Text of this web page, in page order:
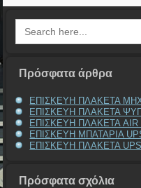
Search
for:
Πρόσφατα άρθρα
ΕΠΙΣΚΕΥΗ ΠΛΑΚΕΤΑ
ΕΠΙΣΚΕΥΗ ΠΛΑΚΕΤΑ
ΕΠΙΣΚΕΥΗ ΠΛΑΚΕΤΑ AIR
ΕΠΙΣΚΕΥΗ ΜΠΑΤΑΡΙΑ
ΕΠΙΣΚΕΥΗ ΠΛΑΚΕΤΑ UPS
Πρόσφατα σχόλια